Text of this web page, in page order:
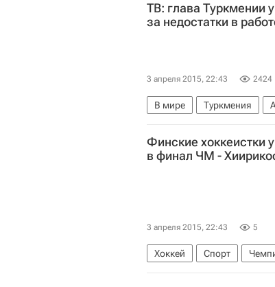
ТВ: глава Туркмении
за недостатки в
3 апреля 2015, 22:43 2424
В мире Туркмения
Финские хоккеистки
в финал ЧМ -
3 апреля 2015, 22:43 5
Хоккей Спорт
Чемпионат мира по